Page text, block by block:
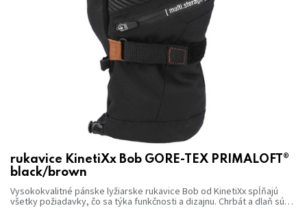
rukavice KinetiXx Bob GORE-TEX PRIMALOFT®
black/brown
Vysokokvalitné pánske lyžiarske rukavice Bob od KinetiXx spĺňajú
všetky požiadavky, čo sa týka funkčnosti a dizajnu. Chrbát a dlaň sú